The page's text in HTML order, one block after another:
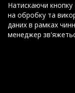
Натискаючи
на обробку та
даних в рамках
менеджер